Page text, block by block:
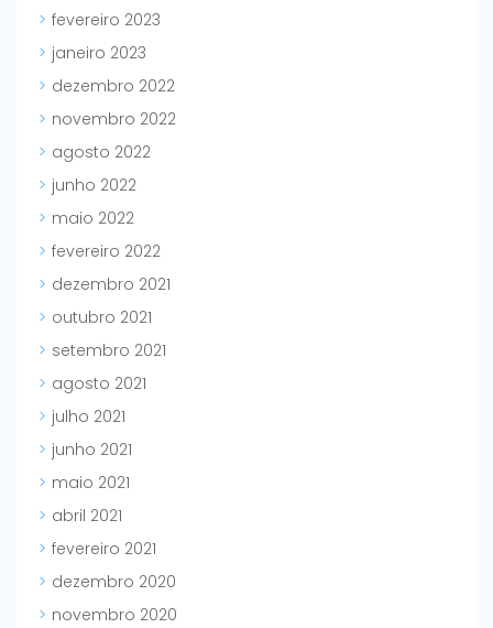
fevereiro 2023
janeiro 2023
dezembro 2022
novembro 2022
agosto 2022
junho 2022
maio 2022
fevereiro 2022
dezembro 2021
outubro 2021
setembro 2021
agosto 2021
julho 2021
junho 2021
maio 2021
abril 2021
fevereiro 2021
dezembro 2020
novembro 2020